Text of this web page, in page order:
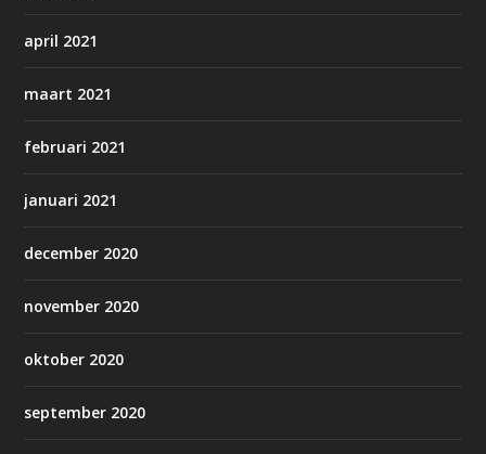
april 2021
maart 2021
februari 2021
januari 2021
december 2020
november 2020
oktober 2020
september 2020